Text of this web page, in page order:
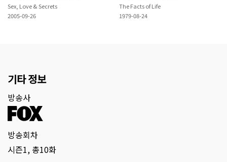
Sex, Love & Secrets
2005-09-26
The Facts of Life
1979-08-24
기타 정보
방송사
방송회차
시즌1, 총10화